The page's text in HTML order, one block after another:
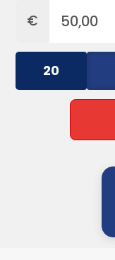
€
20